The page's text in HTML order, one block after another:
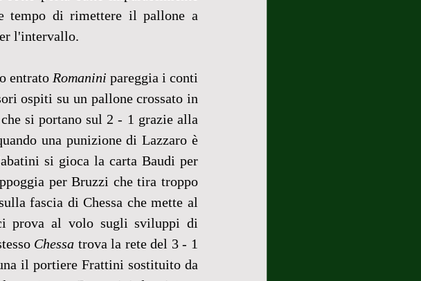
tempo di rimettere il pallone a
l'intervallo.
entrato Romanini pareggia i conti
ospiti su un pallone crossato in
si portano sul 2 - 1 grazie alla
una punizione di Lazzaro è
si gioca la carta Baudi per
per Bruzzi che tira troppo
fascia di Chessa che mette al
prova al volo sugli sviluppi di
Chessa trova la rete del 3 - 1
il portiere Frattini sostituito da